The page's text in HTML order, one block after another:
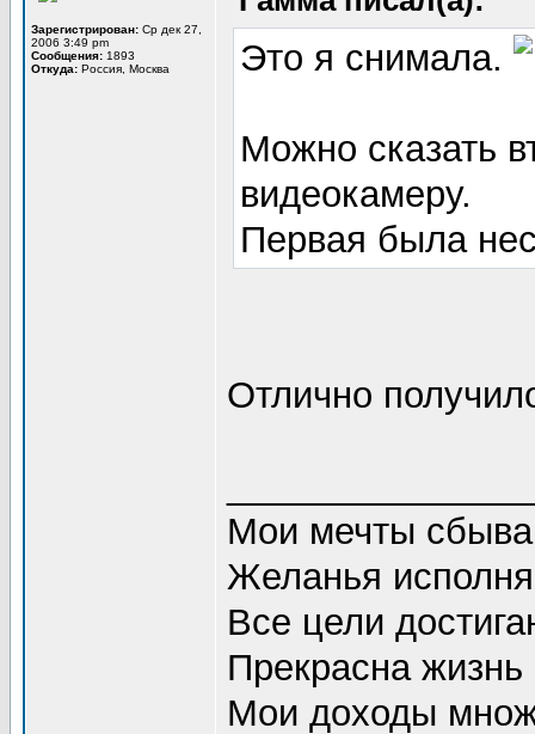
Зарегистрирован: Ср дек 27,
2006 3:49 pm
Сообщения: 1893
Откуда: Россия, Москва Это я снимала.
Можно сказать
видеокамеру.
Первая была
Отлично
Мои мечты
Желанья
Все цели
Прекрасна жизнь
Мои доходы